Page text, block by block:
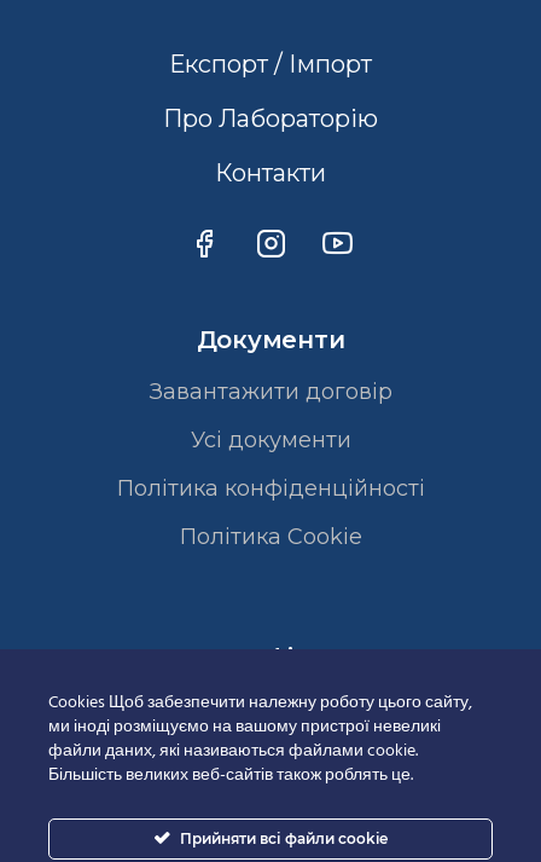
Експорт / Імпорт
Про Лабораторію
Контакти
Документи
Завантажити договір
Усі документи
Політика конфіденційності
Полiтика Cookie
Сертифікати
Cookies Щоб забезпечити належну роботу цього сайту,
ми іноді розміщуємо на вашому пристрої невеликі
файли даних, які називаються файлами cookie.
Більшість великих веб-сайтів також роблять це.
Прийняти всі файли cookie